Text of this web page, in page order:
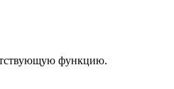
функцию.